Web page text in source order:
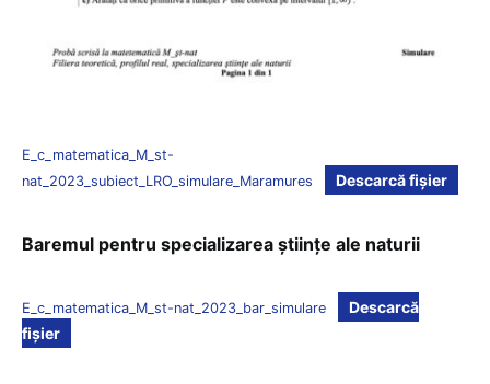
E_c_matematica_M_st-
nat_2023_subiect_LRO_simulare_Maramures
Descarcă fișier
Baremul pentru specializarea științe ale naturii
E_c_matematica_M_st-nat_2023_bar_simulare
Descarcă
fișier